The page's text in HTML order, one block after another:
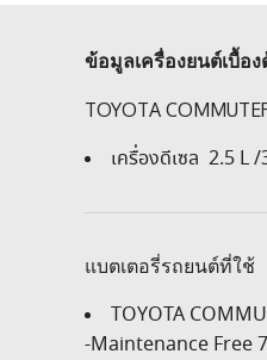
ข้อมูลเครื่องยนต์เบื้อ
TOYOTA
เครื่องดีเซล 2.5 L /
แบตเตอรี่รถยนต์ที่ใช้
TOYOTA
-Maintenance Free